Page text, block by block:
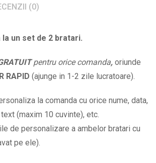
(0)
un set de 2 bratari.
pentru orice comanda, oriunde
RAPID (ajunge in 1-2 zile lucratoare).
la comanda cu orice nume, data,
(maxim 10 cuvinte), etc.
de personalizare a ambelor bratari cu
pe ele).